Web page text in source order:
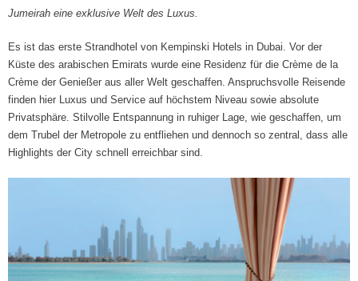
Jumeirah eine exklusive Welt des Luxus.
Es ist das erste Strandhotel von Kempinski Hotels in Dubai. Vor der
Küste des arabischen Emirats wurde eine Residenz für die Crème de la
Crème der Genießer aus aller Welt geschaffen. Anspruchsvolle Reisende
finden hier Luxus und Service auf höchstem Niveau sowie absolute
Privatsphäre. Stilvolle Entspannung in ruhiger Lage, wie geschaffen, um
dem Trubel der Metropole zu entfliehen und dennoch so zentral, dass alle
Highlights der City schnell erreichbar sind.